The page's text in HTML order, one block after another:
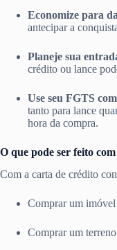
Economize para
antecipar a
Planeje sua
crédito ou lance
Use seu FGTS
tanto para lance
hora da compra.
O que pode ser feito
Com a carta de crédito
Comprar um
Comprar um